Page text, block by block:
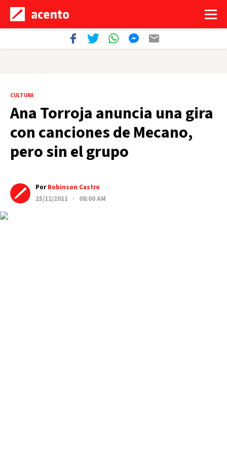
CULTURA
Ana Torroja anuncia una gira
con canciones de Mecano,
pero sin el grupo
PorRobinson Castro
25/12/2011 · 08:00 AM